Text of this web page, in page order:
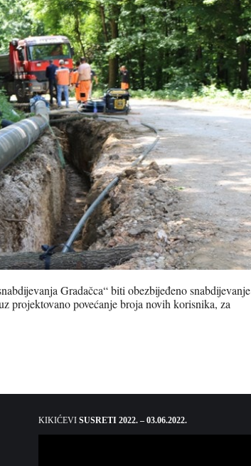
Gradačca“ biti obezbijeđeno snabdijevanje
projektovano povećanje broja novih korisnika, za
KIKIĆEVI SUSRETI 2022. – 03.06.2022.